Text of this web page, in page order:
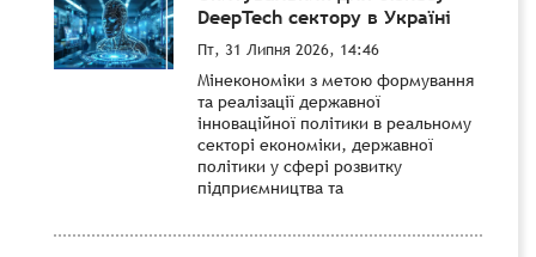
DeepTech сектору в Україні
Пт, 31 Липня 2026, 14:46
Мінекономіки з метою формування
та реалізації державної
інноваційної політики в реальному
секторі економіки, державної
політики у сфері розвитку
підприємництва та